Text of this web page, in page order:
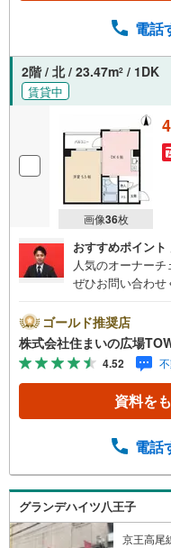
も承っておりま
豊富なスタッフ
介させて頂きます
ので、お車での
電話
2階 / 北 / 23.47m2 / 1DK
賃貸中
画像36枚
おすすめポイント
人気のオーナー
ぜひお問い合わ
下さい。「室内・
とご見学がスムー
ります。○住宅ロ
ション■住まいの
ッフが親身にな
きます！ /他社
でのお越しも大
ゴールド推奨店
株式会社住まいの広場
4.52
資料を
電話
グランデハイツ八王子
京王高尾